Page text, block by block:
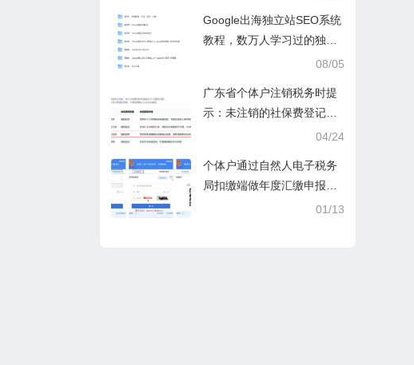
Google出海独立站SEO系统
教程，数万人学习过的独立
08/05
广东省个体户注销税务时提
示：未注销的社保费登记信
04/24
个体户通过自然人电子税务
局扣缴端做年度汇缴申报税
时显示要交税，不是可以免
01/13